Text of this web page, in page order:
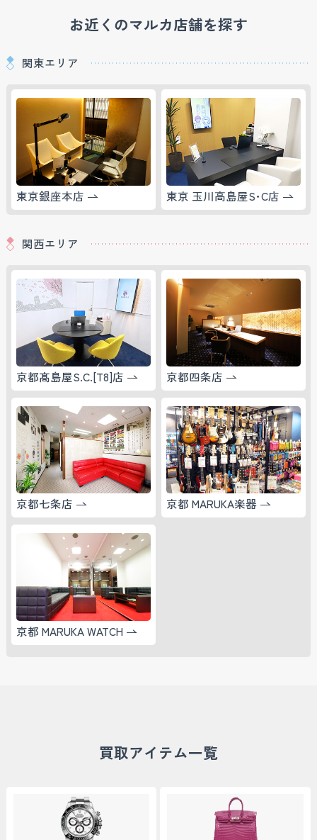
お近くのマルカ店舗を探す
関東エリア
東京銀座本店 東京 玉川高島屋S･C店
関西エリア
京都髙島屋S.C.[T8]店 京都四条店
京都七条店 京都 MARUKA楽器
京都 MARUKA WATCH
買取アイテム一覧